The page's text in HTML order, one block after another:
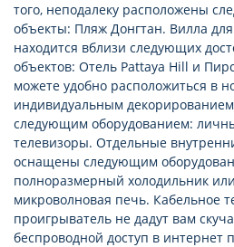
того, неподалеку расположены
объекты: Пляж Донгтан. Вилла
находится вблизи следующих
объектов: Отель Pattaya Hill и
можете удобно расположиться в
индивидуальным
следующим оборудованием:
телевизоры. Отдельные
оснащены следующим
полноразмерный холодильник
микроволновая печь. Кабельное
проигрыватель не дадут вам
беспроводной доступ в интернет